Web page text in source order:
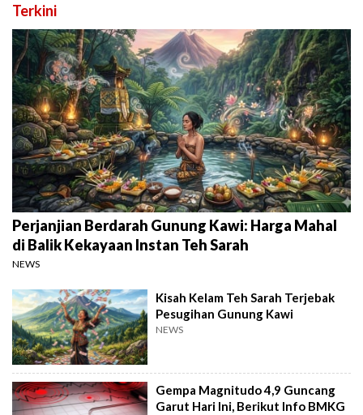
Terkini
Perjanjian Berdarah Gunung Kawi: Harga Mahal
di Balik Kekayaan Instan Teh Sarah
NEWS
Kisah Kelam Teh Sarah Terjebak
Pesugihan Gunung Kawi
NEWS
Gempa Magnitudo 4,9 Guncang
Garut Hari Ini, Berikut Info BMKG